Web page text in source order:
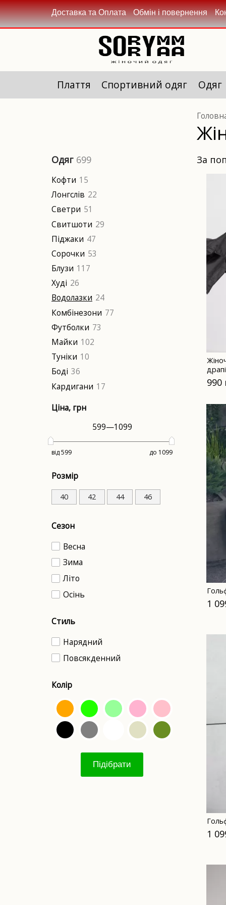
Доставка та Оплата Обмін і повернення
Плаття Спортивний одяг Одяг
Одяг 699
Кофти 15
Лонгслів 22
Светри 51
Свитшоти 29
Піджаки 47
Сорочки 53
Блузи 117
Худі 26
Водолазки 24
Комбінезони 77
Футболки 73
Майки 102
Туніки 10
Боді 36
Кардигани 17
за
Ціна, грн
599—1099
від 599 до 1099
Розмір
40 42 44 46
Сезон
Весна
Зима
Літо
Осінь
Стиль
Нарядний
Повсякденний
Колір
Підібрати
сірий
990
1
1